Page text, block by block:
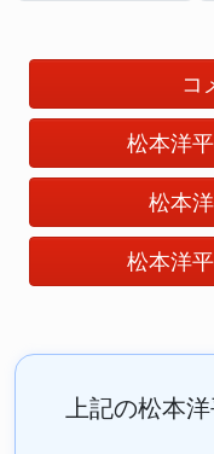
コ
松本洋
松本
松本洋
上記の松本